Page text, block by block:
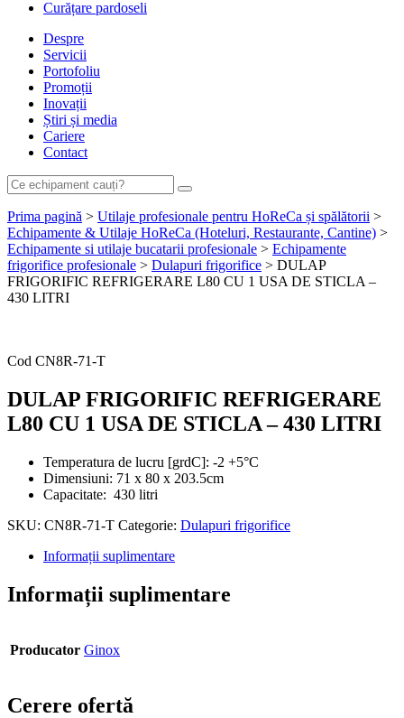
Curățare pardoseli
Despre
Servicii
Portofoliu
Promoții
Inovații
Știri și media
Cariere
Contact
Prima pagină > Utilaje profesionale pentru HoReCa și spălătorii >
Echipamente & Utilaje HoReCa (Hoteluri, Restaurante, Cantine) >
Echipamente si utilaje bucatarii profesionale > Echipamente
frigorifice profesionale > Dulapuri frigorifice > DULAP
FRIGORIFIC REFRIGERARE L80 CU 1 USA DE STICLA –
430 LITRI
Cod CN8R-71-T
DULAP FRIGORIFIC REFRIGERARE
L80 CU 1 USA DE STICLA – 430 LITRI
Temperatura de lucru [grdC]: -2 +5°C
Dimensiuni: 71 x 80 x 203.5cm
Capacitate: 430 litri
SKU: CN8R-71-T Categorie: Dulapuri frigorifice
Informații suplimentare
Informații suplimentare
Producator Ginox
Cerere ofertă